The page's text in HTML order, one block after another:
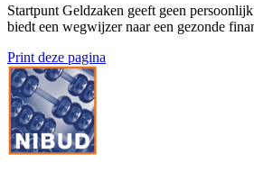
Startpunt Geldzaken geeft geen
biedt een wegwijzer naar een gezonde
Print deze pagina